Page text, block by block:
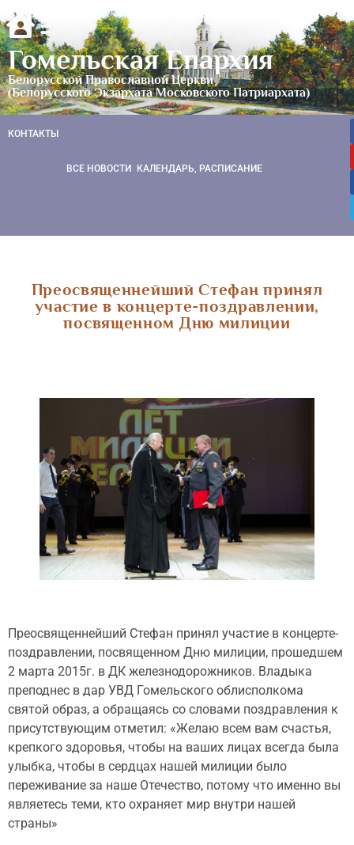
Гомельская Епархия
Белорусской Православной Церкви
(Белорусского Экзархата Московского Патриархата)
КОНТАКТЫ
ВСЕ НОВОСТИ КАЛЕНДАРЬ, РАСПИСАНИЕ
Преосвященнейший Стефан принял
участие в концерте-поздравлении,
посвященном Дню милиции
Преосвященнейший Стефан принял участие в концерте-
поздравлении, посвященном Дню милиции, прошедшем
2 марта 2015г. в ДК железнодорожников. Владыка
преподнес в дар УВД Гомельского облисполкома
святой образ, а обращаясь со словами поздравления к
присутствующим отметил: «Желаю всем вам счастья,
крепкого здоровья, чтобы на ваших лицах всегда была
улыбка, чтобы в сердцах нашей милиции было
переживание за наше Отечество, потому что именно вы
являетесь теми, кто охраняет мир внутри нашей
страны»